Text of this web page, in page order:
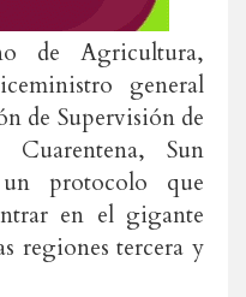
de Agricultura,
general
de Supervisión de
Sun
protocolo que
en el gigante
regiones tercera y